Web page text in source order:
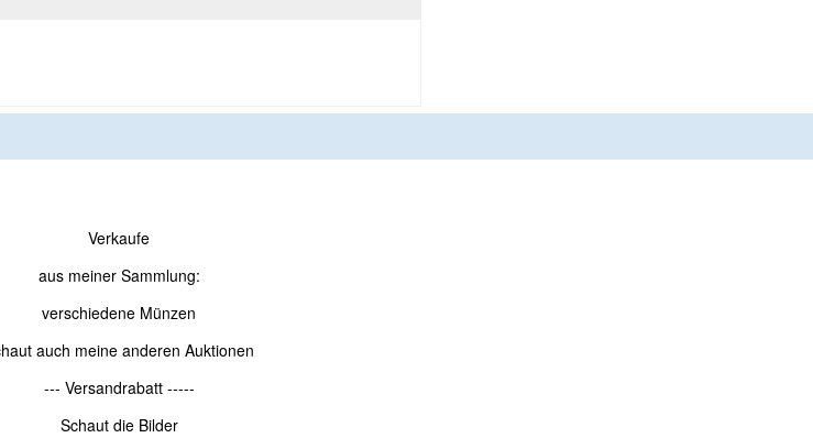
Verkaufe
aus meiner Sammlung:
verschiedene Münzen
auch meine anderen Auktionen
--- Versandrabatt -----
Schaut die Bilder